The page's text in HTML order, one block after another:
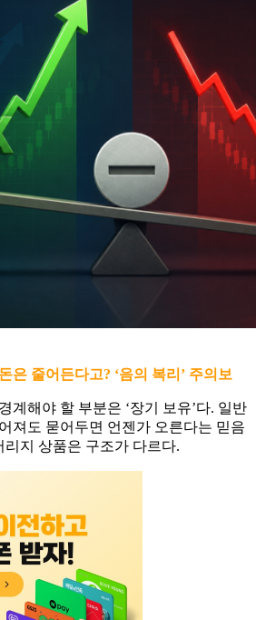
은 줄어든다고? ‘음의 복리’ 주의보
계해야 할 부분은 ‘장기 보유’다. 일반
져도 묻어두면 언젠가 오른다는 믿음
지 상품은 구조가 다르다.